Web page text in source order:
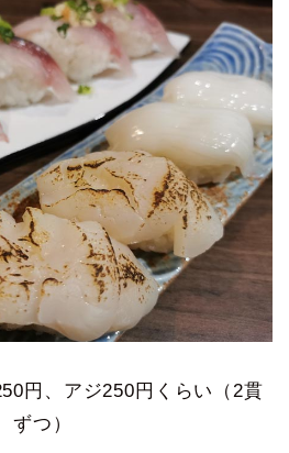
円、アジ250円くらい（2貫
ずつ）